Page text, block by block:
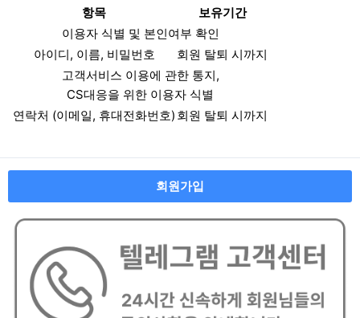
항목
보유기간
이용자 식별 및 본인여부 확인
아이디, 이름, 비밀번호
회원 탈퇴 시까지
고객서비스 이용에 관한 통지,
CS대응을 위한 이용자 식별
연락처 (이메일, 휴대전화번호) 회원 탈퇴 시까지
회원가입